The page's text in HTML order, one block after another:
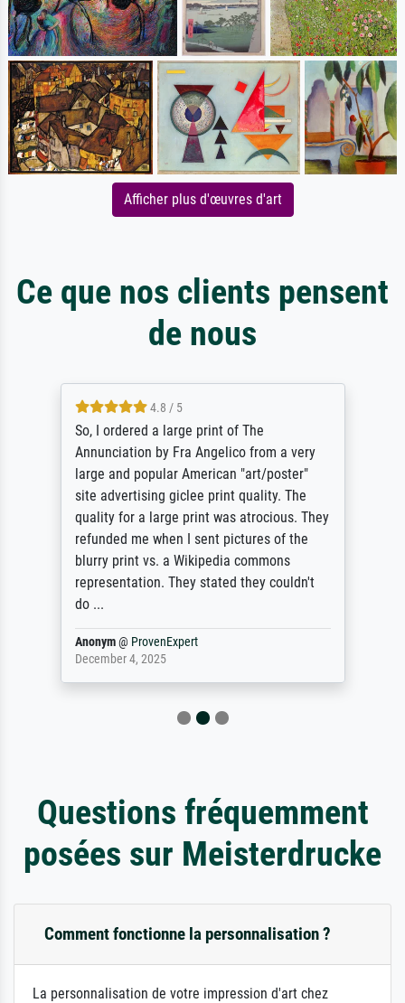
Afficher plus d'œuvres d'art
Ce que nos clients pensent
de nous
4.8 / 5
So, I ordered a large print of The
Annunciation by Fra Angelico from a very
large and popular American "art/poster"
site advertising giclee print quality. The
quality for a large print was atrocious. They
refunded me when I sent pictures of the
blurry print vs. a Wikipedia commons
representation. They stated they couldn't
do ...
Anonym@ ProvenExpert
December 4, 2025
Questions fréquemment
posées sur Meisterdrucke
Comment fonctionne la personnalisation ?
La personnalisation de votre impression d'art chez